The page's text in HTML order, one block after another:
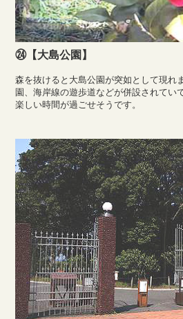
㉔【大島公園】
森を抜けると大島公園が突如として現れ
園、海岸線の遊歩道などが併設されてい
楽しい時間が過ごせそうです。